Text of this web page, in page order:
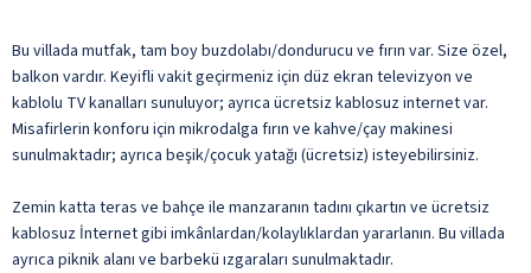
Bu villada mutfak, tam boy buzdolabı/dondurucu ve fırın var. Size özel,
balkon vardır. Keyifli vakit geçirmeniz için düz ekran televizyon ve
kablolu TV kanalları sunuluyor; ayrıca ücretsiz kablosuz internet var.
Misafirlerin konforu için mikrodalga fırın ve kahve/çay makinesi
sunulmaktadır; ayrıca beşik/çocuk yatağı (ücretsiz) isteyebilirsiniz.
Zemin katta teras ve bahçe ile manzaranın tadını çıkartın ve ücretsiz
kablosuz İnternet gibi imkânlardan/kolaylıklardan yararlanın. Bu villada
ayrıca piknik alanı ve barbekü ızgaraları sunulmaktadır.